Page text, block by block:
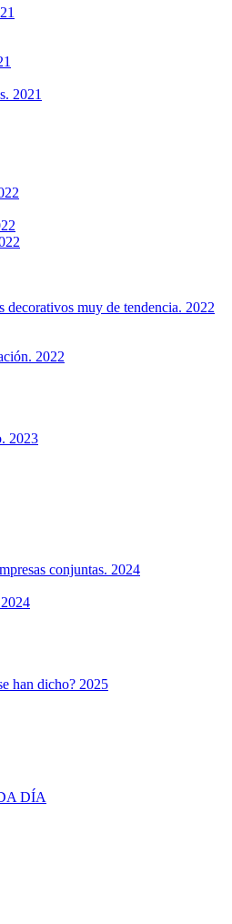
2021
decorativos muy de tendencia. 2022
2022
2023
conjuntas. 2024
han dicho? 2025
DÍA